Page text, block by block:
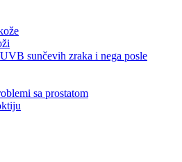
sunčevih zraka i nega posle
sa prostatom